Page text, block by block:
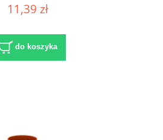
11,39 zł
do koszyka